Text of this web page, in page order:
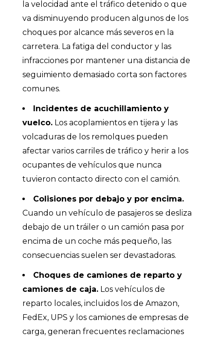
la velocidad ante el tráfico detenido o que
va disminuyendo producen algunos de los
choques por alcance más severos en la
carretera. La fatiga del conductor y las
infracciones por mantener una distancia de
seguimiento demasiado corta son factores
comunes.
Incidentes de acuchillamiento y
vuelco. Los acoplamientos en tijera y las
volcaduras de los remolques pueden
afectar varios carriles de tráfico y herir a los
ocupantes de vehículos que nunca
tuvieron contacto directo con el camión.
Colisiones por debajo y por encima.
Cuando un vehículo de pasajeros se desliza
debajo de un tráiler o un camión pasa por
encima de un coche más pequeño, las
consecuencias suelen ser devastadoras.
Choques de camiones de reparto y
camiones de caja. Los vehículos de
reparto locales, incluidos los de Amazon,
FedEx, UPS y los camiones de empresas de
carga, generan frecuentes reclamaciones